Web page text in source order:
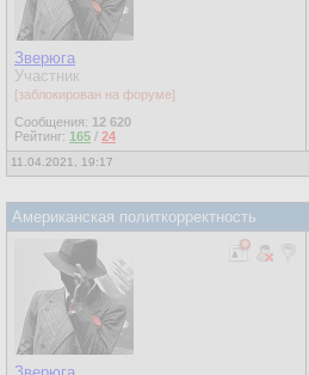
Зверюга
Участник
[заблокирован на форуме]
Сообщения: 12 620
Рейтинг: 165 / 24
11.04.2021, 19:17
Американская политкорректность